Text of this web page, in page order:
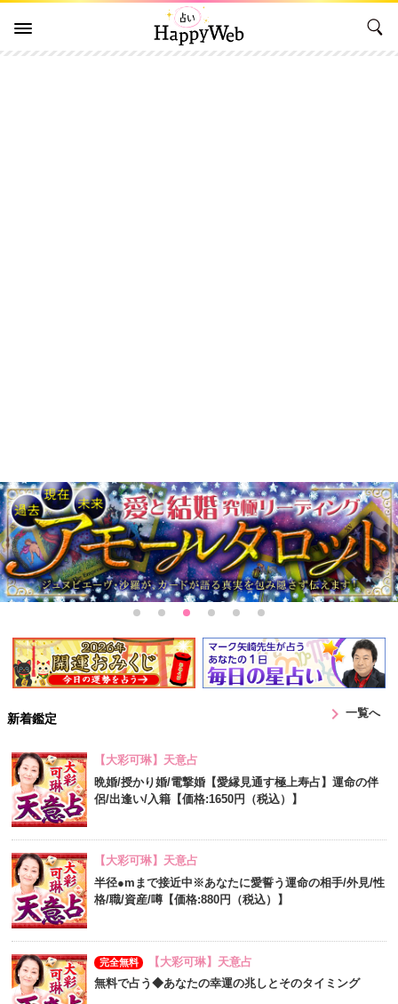
新着鑑定 chevron_right一覧へ
【大彩可琳】天意占
晩婚/授かり婚/電撃婚【愛縁見通す極上寿占】運命の伴
侶/出逢い/入籍【価格:1650円（税込）】
【大彩可琳】天意占
半径●mまで接近中※あなたに愛誓う運命の相手/外見/性
格/職/資産/噂【価格:880円（税込）】
完全無料
【大彩可琳】天意占
無料で占う◆あなたの幸運の兆しとそのタイミング